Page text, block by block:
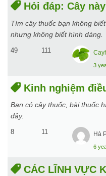
Hỏi đáp: Cây
Tìm cây thuốc bạn không
nhưng không biết hình dáng.
49 111
3
Kinh nghiệm
Bạn có cây thuốc, bài thuốc
đây.
8 11 Hà
6
CÁC LĨNH VỰC